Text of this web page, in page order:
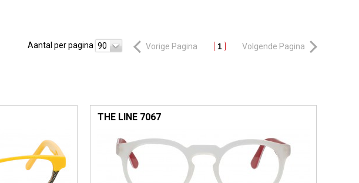
Vorige Pagina 1 Volgende Pagina
Aantal per pagina 90
THE LINE 7067